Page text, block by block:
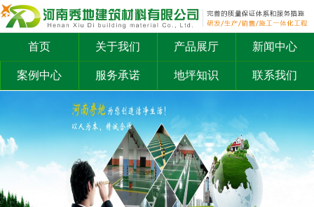
首页 关于我们 产品展厅 新闻中心
案例中心 服务承诺 地坪知识 联系我们